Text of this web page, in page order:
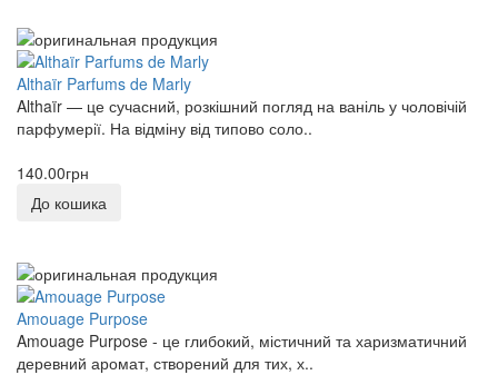
Althaïr Parfums de Marly
Althaïr — це сучасний, розкішний погляд на ваніль у чоловічій
парфумерії. На відміну від типово соло..
140.00грн
До кошика
Amouage Purpose
Amouage Purpose - це глибокий, містичний та харизматичний
деревний аромат, створений для тих, х..